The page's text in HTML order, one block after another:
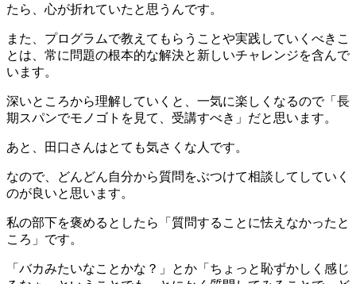
たら、心が折れていたと思うんです。
また、プログラムで教えてもらうことや実践していくべきこ
とは、常に問題の根本的な解決と新しいチャレンジを含んで
います。
深いところから理解していくと、一気に楽しくなるので「長
期スパンでモノゴトを見て、受講すべき」だと思います。
あと、田口さんはとても気さくな人です。
なので、どんどん自分から質問をぶつけて相談してしていく
のが良いと思います。
私の部下を褒めるとしたら「質問することに怯えなかったと
ころ」です。
「バカみたいなことかな？」とか「ちょっと恥ずかしく感じ